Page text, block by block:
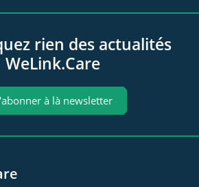
rien des actualités
WeLink.Care
à là newsletter